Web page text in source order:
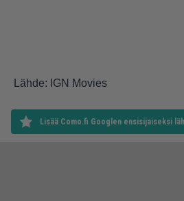
Lähde: IGN Movies
Lisää Como.fi Googlen ensisijaiseksi